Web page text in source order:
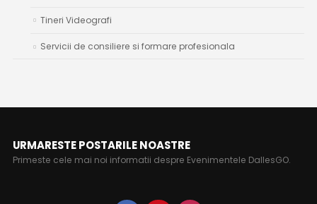
Tineri Videografi
Servicii de consiliere si formare profesionala
URMARESTE POSTARILE NOASTRE
Primeste cele mai noi informatii despre Evenimentele DallesGO.